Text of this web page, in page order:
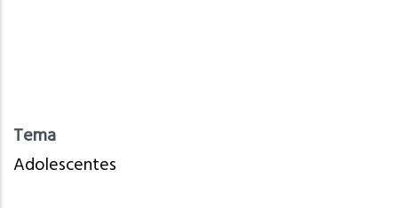
Tema
Adolescentes